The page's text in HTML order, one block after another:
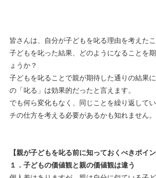
皆さんは、自分が子どもを叱る理由を考えた
子どもを叱った結果、どのようになることを
ょうか？
子どもを叱ることで親が期待した通りの結果
の「叱る」は効果的だったと言えます。
でも何ら変化もなく、同じことを繰り返して
チの仕方を考える必要があるかも知れません。
【親が子どもを叱る前に知っておくべきポイン
１．子どもの価値観と親の価値観は違う